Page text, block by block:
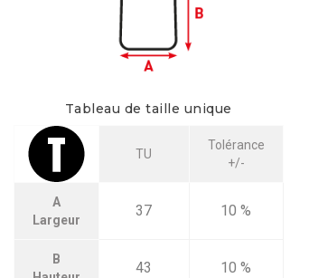
Tableau de taille unique
TU
Tolérance
+/-
A
Largeur
37 10 %
B
43 10 %